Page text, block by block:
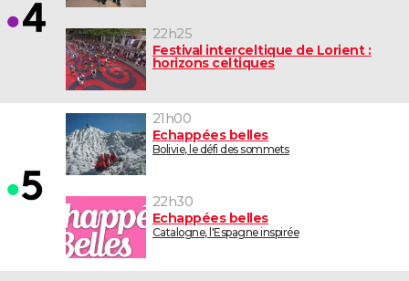
22h25
Festival interceltique de Lorient :
horizons celtiques
21h00
Echappées belles
Bolivie, le défi des sommets
22h30
Echappées belles
Catalogne, l'Espagne inspirée